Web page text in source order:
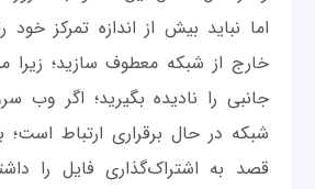
اما نباید بیش از اندازه تمرکز
خارج از شبکه معطوف سازید؛
جانبی را نادیده بگیرید؛ اگر وب
شبکه در حال برقراری ارتباط است؛
قصد به اشتراک‌گذاری فایل را